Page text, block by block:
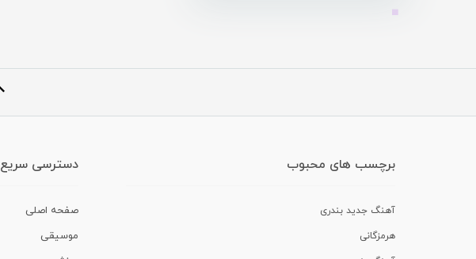
برچسب های محبوب
آهنگ جدید بندری
هرمزگانی
دسترسی سریع
صفحه اصلی
موسیقی